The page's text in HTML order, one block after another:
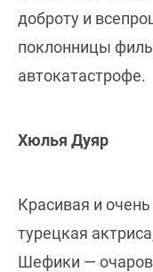
доброту и
поклонницы
автокатастрофе.
Хюлья Дуяр
Красивая и
турецкая
Шефики —